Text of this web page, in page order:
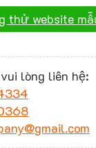
thử website
lòng liên hệ: